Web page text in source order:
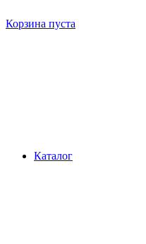
Корзина пуста
Каталог